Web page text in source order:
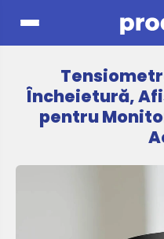
Încheietură,
pentru